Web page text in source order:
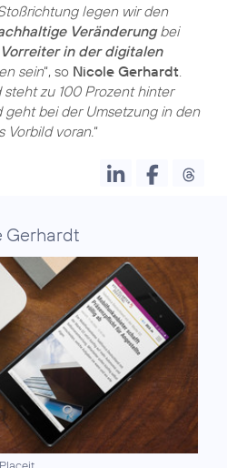
legen wir den
Veränderungbei
Vorreiter in der digitalen
sein“, so Nicole Gerhardt
zu 100 Prozent hinter
geht bei der Umsetzung in den
Vorbild voran.“
Gerhardt